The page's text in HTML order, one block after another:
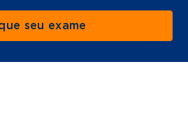
seu exame